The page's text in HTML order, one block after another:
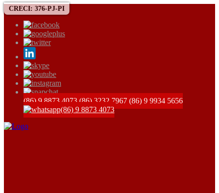
CRECI: 376-PJ-PI
(86) 9 8873 4073 (86) 3232 7967 (86) 9 9934 5656
(86) 9 8873 4073